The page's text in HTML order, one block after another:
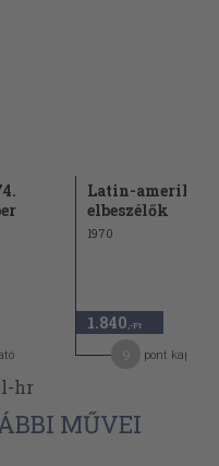
Latin-amerikai
elbeszélők
1970
1.840 ,-Ft
pont kapható
MŰVEI